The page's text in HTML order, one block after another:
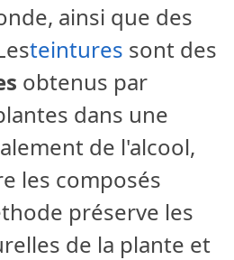
ainsi que des
teintures sont des
obtenus par
dans une
de l'alcool,
les composés
préserve les
de la plante et